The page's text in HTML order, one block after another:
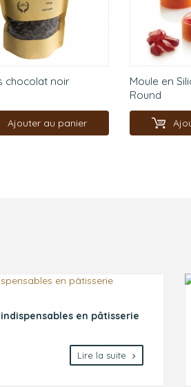
chocolat noir
Ajouter au panier
Moule en
Round
en pâtisserie
Lire la suite